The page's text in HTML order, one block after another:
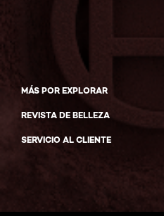
MÁS POR EXPLORAR
REVISTA DE BELLEZA
SERVICIO AL CLIENTE